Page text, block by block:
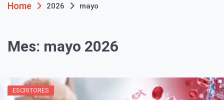
Home 2026 mayo
Mes: mayo 2026
ESCRITORES